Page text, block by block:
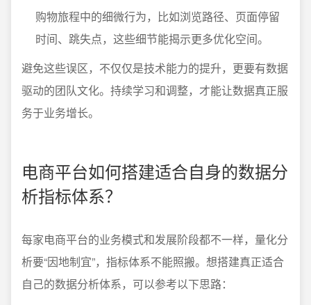
购物旅程中的细微行为，比如浏览路径、页面停留
时间、跳失点，这些细节能揭示更多优化空间。
避免这些误区，不仅仅是技术能力的提升，更要有数据
驱动的团队文化。持续学习和调整，才能让数据真正服
务于业务增长。
电商平台如何搭建适合自身的数据分
析指标体系？
每家电商平台的业务模式和发展阶段都不一样，量化分
析要“因地制宜”，指标体系不能照搬。想搭建真正适合
自己的数据分析体系，可以参考以下思路：